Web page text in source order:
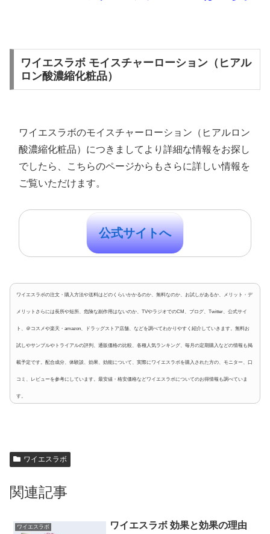
ワイエスラボ モイスチャーローション（ヒアル
ロン酸濃縮化粧品）
ワイエスラボのモイスチャーローション（ヒアルロン
酸濃縮化粧品）につきましてより詳細な情報をお探し
でしたら、こちらのページからもさらに詳しい情報を
ご覧いただけます。
公式サイトへ
ワイエスラボの注文・購入方法や送料はどのくらいかかるのか、無料なのか、お試しがあるか、メリット・デ
メリットさらには長所や短所、危険な副作用はないのか、TVやラジオでのCM、ブログ、Twitter、公式サイ
ト、＠コスメや楽天・amazon、ドラッグストア店舗、などを調べてわかりやすく紹介していきます。無料お
試しやサンプルやトライアルの評判、通販価格の比較、各種人気ランキング、毎月の定期購入などの情報も掲
載予定です。配合成分、体験談、効果、効能について、実際にワイエスラボを購入された方の、モニター、口
コミ、レビューを参考にしています。最安値・格安価格などワイエスラボについてのお得情報も調べていま
す。
ワイエスラボ
関連記事
ワイエスラボ ワイエスラボ 効果と効果の理由